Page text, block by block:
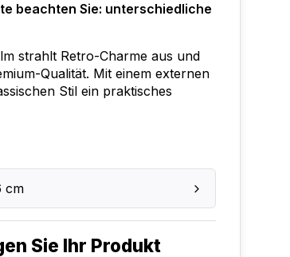
beachten Sie: unterschiedliche
strahlt Retro-Charme aus und
Qualität. Mit einem externen
Stil ein praktisches
cm
Sie Ihr Produkt